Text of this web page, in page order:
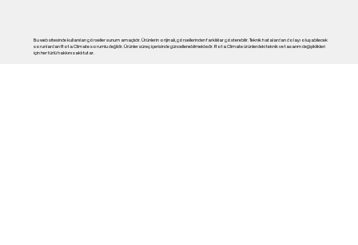
Bu web sitesinde kullanılan görseller sunum amaçlıdır. Ürünlerin orijinali, görsellerinden farklılılar gösterebilir. Teknik hatalardan dolayı oluşabilecek
sorunlardan Rota Climate sorumlu değildir. Ürünler süreç içerisinde güncellenebilmektedir. Rota Climate ürünlerdeki teknik ve tasarım değişiklikleri
için her türlü hakkını saklı tutar.